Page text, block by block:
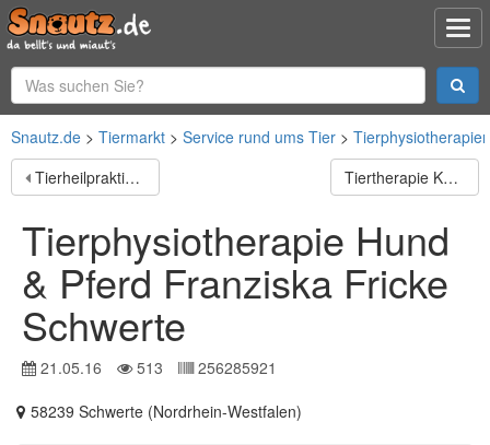
Snautz.de Tiermarkt Service rund ums Tier
Tierphysiotherapien
Tierheilpraktik im Vitalis-Gesundheitsstudio
Tiertherapie Kürzinger
Tierphysiotherapie Hund
& Pferd Franziska Fricke
Schwerte
21.05.16 513
256285921
58239 Schwerte (Nordrhein-Westfalen)